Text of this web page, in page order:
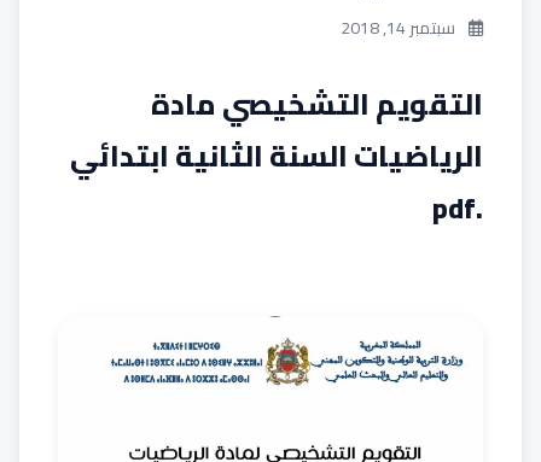
سبتمبر 14, 2018
التقويم التشخيصي مادة
الرياضيات السنة الثانية ابتدائي
.pdf